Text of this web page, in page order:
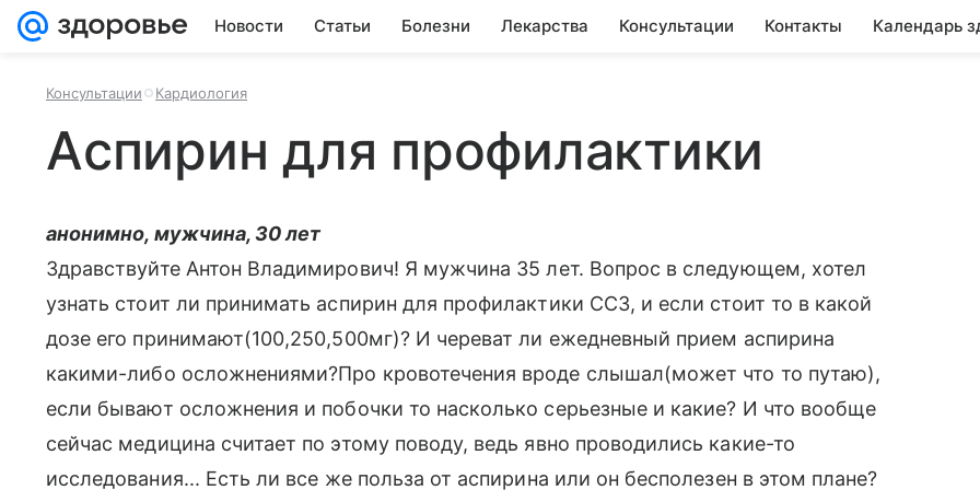
Новости Статьи Болезни Лекарства Консультации Контакты Календарь
Консультации Кардиология
Аспирин для профилактики
анонимно, мужчина, 30 лет
Здравствуйте Антон Владимирович! Я мужчина 35 лет. Вопрос в следующем, хотел
узнать стоит ли принимать аспирин для профилактики ССЗ, и если стоит то в какой
дозе его принимают(100,250,500мг)? И череват ли ежедневный прием аспирина
какими-либо осложнениями?Про кровотечения вроде слышал(может что то путаю),
если бывают осложнения и побочки то насколько серьезные и какие? И что вообще
сейчас медицина считает по этому поводу, ведь явно проводились какие-то
исследования... Есть ли все же польза от аспирина или он бесполезен в этом плане?